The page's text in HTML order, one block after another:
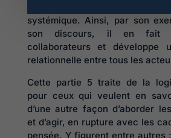
systémique. Ainsi, par son
son discours, il en fait
collaborateurs et développe
relationnelle entre tous les
Cette partie 5 traite de la
pour ceux qui veulent en
d’une autre façon d’aborder
et d’agir, en rupture avec les
pensée. Y figurent entre autres